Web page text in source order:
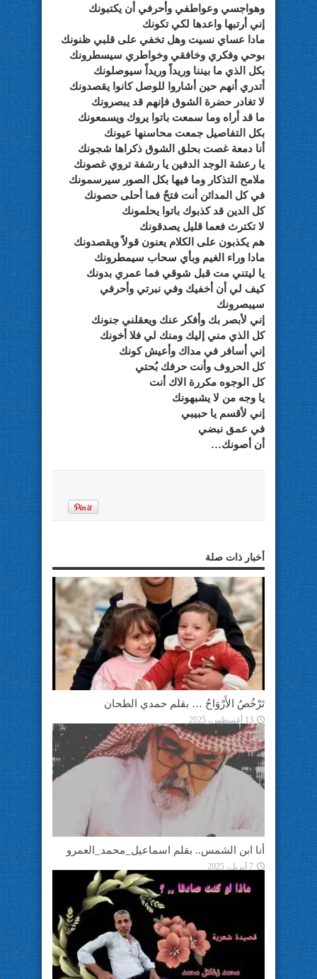
وهواجسي وعواطفي وأحرفي أن يكتبونك
إني أرتبها واعدها لكي تكونك
مادا عساي نسيت وهل تخفي على قلبي ظنونك
بوحي وفكري وخافقي وخواطري سيسطرونك
بكل الذي ما بيننا وريداً وريداً سيوصلونك
أتدري أنهم حين أشاروا للوصل كانوا يقصدونك
لا تغادر حضرة الشوق فإنهم قد يبصرونك
ما قد أراه وما سمعت باتوا يروك ويسمعونك
بكل التفاصيل جمعت محاسنها عيونك
أنا دمعة غصت بحلق الشوق ذكراها شجونك
يا رعشة الوجد الدفين يا رشفة تروي غصونك
ملامح التذكار وما فيها بكل الصور سيرسمونك
في كل المدائن أنت فتحٌ فما أحلى حصونك
كل الدين قد كذبوك باتوا يحلمونك
لا تكترث فعما قليل يصدقونك
هم يكذبون على الكلام يعنون قولاً ويقصدونك
مادا وراء الغيم وبأي سحاب سيمطرونك
يا ليتني مت قبل شوقي فما عمري بدونك
كيف لي أن أخفيك وفي نبرتي وأحرفي
سيبصرونك
إني لأبصر بك وأفكر عنك ويعقلني جنونك
كل الذي مني إليك ومنك لي فلا أخونك
إني أسافر في مداك وأعيش كونك
كل الحروف وأنت حرفك بُحتي
كل الوجوه مكررة الاك أنت
يا وجه من لا يشبهونك
إني لأقسم يا حبيبي
في عمق نبضي
أن أصونك…
أخبار ذات صلة
تَرْخُصُ الأَرْوَاحُ … بقلم حمدي الطحان
13 أغسطس، 2025
أنا ابن الشمس.. بقلم اسماعيل_محمد_العمرو
7 أبريل، 2025